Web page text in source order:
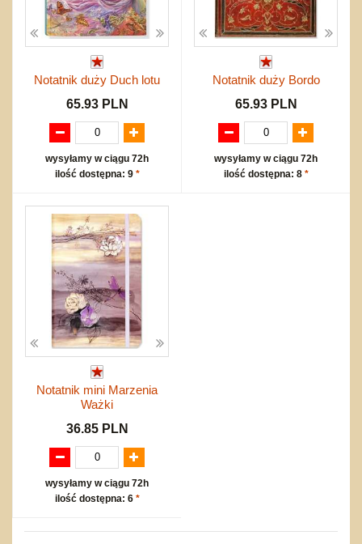
Notatnik duży Duch lotu
65.93 PLN
wysyłamy w ciągu 72h
ilość dostępna: 9 *
Notatnik duży Bordo
65.93 PLN
wysyłamy w ciągu 72h
ilość dostępna: 8 *
Notatnik mini Marzenia
Ważki
36.85 PLN
wysyłamy w ciągu 72h
ilość dostępna: 6 *